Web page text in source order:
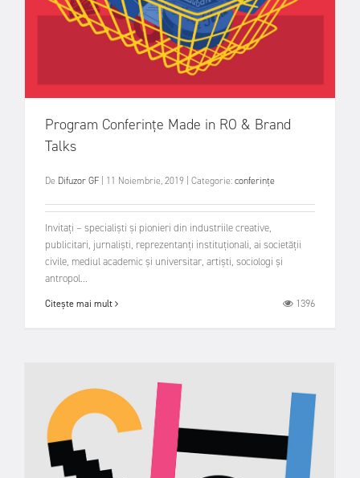
Program Conferințe Made in RO & Brand
Talks
De Difuzor GF 11 Noiembrie, 2019 Categorie:conferințe
Invitați – specialiști și pionieri din industriile creative,
publicitari, jurnaliști, reprezentanți instituționali, ai societății
civile, mediul academic și universitar, artiști, sociologi și
antropol...
Citește mai mult 1396